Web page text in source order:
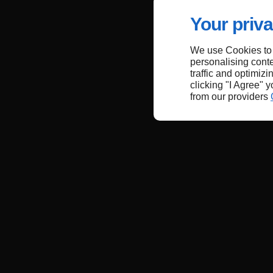
Your
We use Cookies
personalising
traffic and
clicking "I Agree"
from our providers